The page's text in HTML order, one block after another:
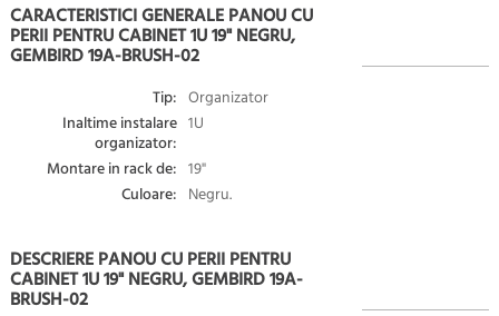
CARACTERISTICI GENERALE PANOU CU
PERII PENTRU CABINET 1U 19" NEGRU,
GEMBIRD 19A-BRUSH-02
Tip: Organizator
Inaltime instalare
organizator:
1U
Montare in rack de: 19"
Culoare: Negru.
DESCRIERE PANOU CU PERII PENTRU
CABINET 1U 19" NEGRU, GEMBIRD 19A-
BRUSH-02